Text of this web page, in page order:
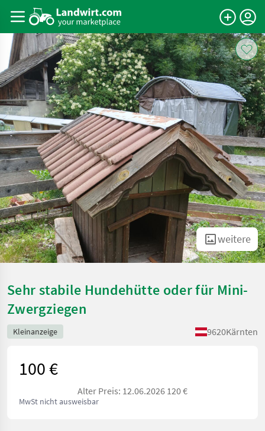
weitere
Sehr stabile Hundehütte oder für Mini-
Zwergziegen
Kleinanzeige 9620Kärnten
100 €
Alter Preis: 12.06.2026 120 €
MwSt nicht ausweisbar